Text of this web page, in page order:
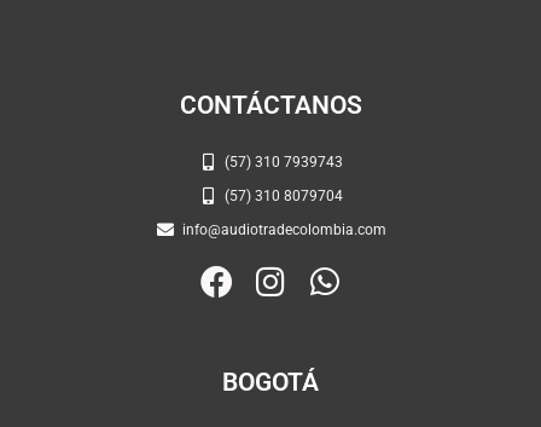
CONTÁCTANOS
(57) 310 7939743
(57) 310 8079704
info@audiotradecolombia.com
F
e
I
t
W
BOGOTÁ